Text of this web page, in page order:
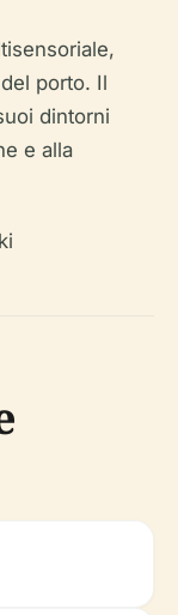
porto. Il
dintorni
e alla